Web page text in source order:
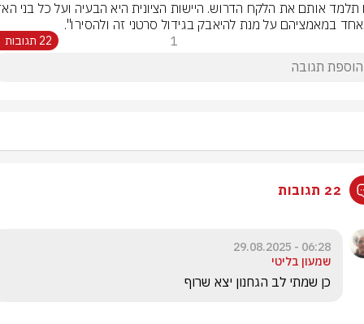
במאמציהם על מנת להיאבק בגידול סרטני זה ולהסירו".
1 22 תגובות
22 תגובות
06:28 - 29.08.2025
שמעון בליטי
כן שמתי לב הגחנון יצא שרוף